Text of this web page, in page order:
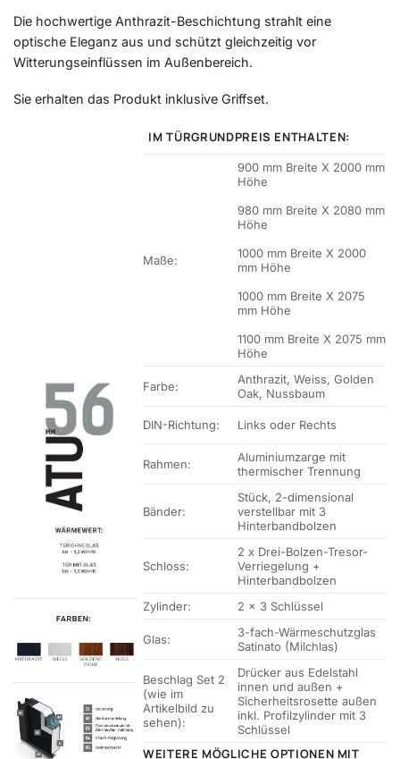
Die hochwertige Anthrazit-Beschichtung strahlt eine
optische Eleganz aus und schützt gleichzeitig vor
Witterungseinflüssen im Außenbereich.
Sie erhalten das Produkt inklusive Griffset.
IM TÜRGRUNDPREIS ENTHALTEN:
Maße:
900 mm Breite X 2000 mm
Höhe
980 mm Breite X 2080 mm
Höhe
1000 mm Breite X 2000
mm Höhe
1000 mm Breite X 2075
mm Höhe
1100 mm Breite X 2075 mm
Höhe
Farbe:
Anthrazit, Weiss, Golden
Oak, Nussbaum
DIN-Richtung: Links oder Rechts
Rahmen:
Aluminiumzarge mit
thermischer Trennung
Bänder:
Stück, 2-dimensional
verstellbar mit 3
Hinterbandbolzen
Schloss:
2 x Drei-Bolzen-Tresor-
Verriegelung +
Hinterbandbolzen
Zylinder:
2 x 3 Schlüssel
Glas:
3-fach-Wärmeschutzglas
Satinato (Milchlas)
Beschlag Set 2
(wie im
Artikelbild zu
sehen):
Drücker aus Edelstahl
innen und außen +
Sicherheitsrosette außen
inkl. Profilzylinder mit 3
Schlüssel
WEITERE MÖGLICHE OPTIONEN MIT